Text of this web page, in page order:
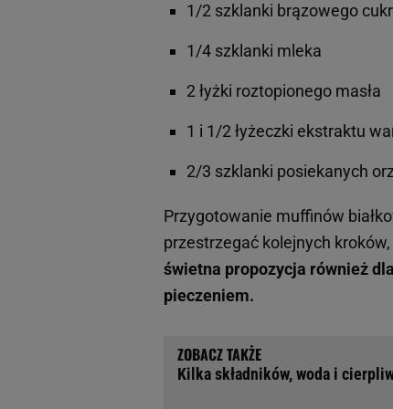
1/2 szklanki brązowego
1/4 szklanki mleka
2 łyżki roztopionego masła
1 i 1/2 łyżeczki ekstraktu
2/3 szklanki posiekanych
Przygotowanie muffinów
przestrzegać kolejnych
świetna propozycja również
pieczeniem.
Kilka składników, woda i